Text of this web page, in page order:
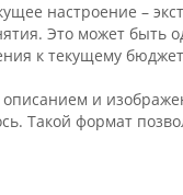
настроение –
Это может
к текущему
и
Такой формат